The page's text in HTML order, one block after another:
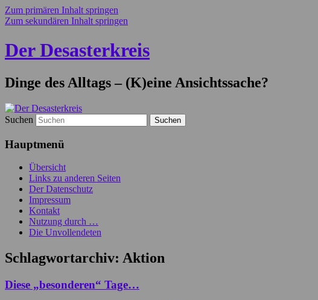
Zum primären Inhalt springen
Zum sekundären Inhalt springen
Der Desasterkreis
Dinge des Alltags – (K)eine Ansichtssache?
Suchen
Hauptmenü
Übersicht
Links zu anderen Seiten
Der Datenschutz
Impressum
Kontakt
Nutzung durch …
Die Unvollendeten
Schlagwortarchiv: Aktion
Diese „besonderen“ Tage…